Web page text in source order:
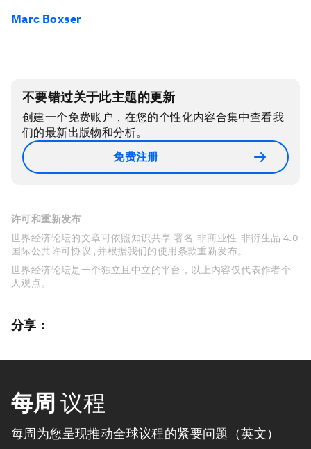
Marc Boxser
不要错过关于此主题的更新
创建一个免费账户，在您的个性化内容合集中查看我
们的最新出版物和分析。
免费注册
许可和重新发布
世界经济论坛的文章可依照知识共享 署名-非商业性-非衍生品 4.0
国际公共许可协议 , 并根据我们的使用条款重新发布。
世界经济论坛是一个独立且中立的平台，以上内容仅代表作者个
人观点。
分享：
每周 议程
每周为您呈现推动全球议程的紧要问题（英文）